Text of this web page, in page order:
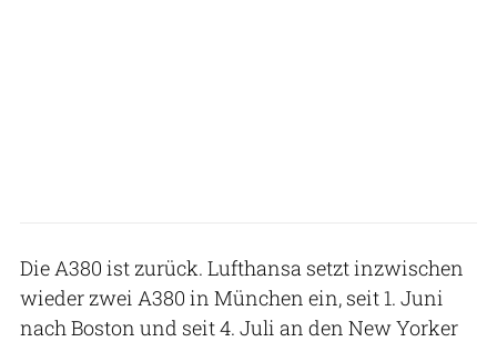
Die A380 ist zurück. Lufthansa setzt inzwischen
wieder zwei A380 in München ein, seit 1. Juni
nach Boston und seit 4. Juli an den New Yorker